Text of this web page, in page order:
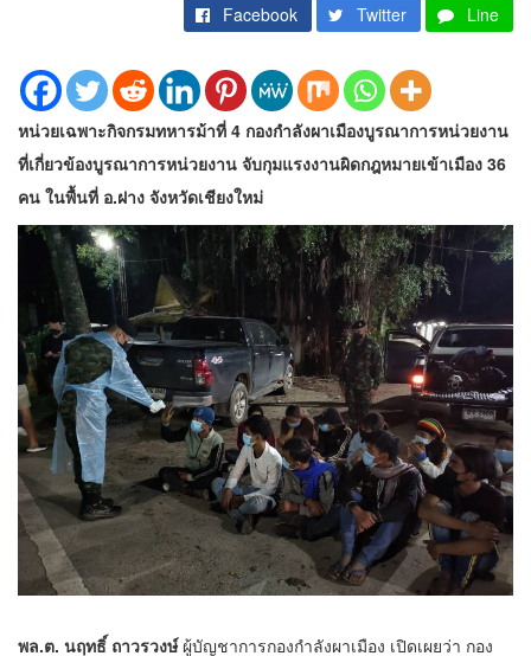
Facebook Twitter Line
หน่วยเฉพาะกิจกรมทหารม้าที่ 4 กองกำลังผาเมืองบูรณาการหน่วยงาน
ที่เกี่ยวข้องบูรณาการหน่วยงาน จับกุมแรงงานผิดกฎหมายเข้าเมือง 36
คน ในพื้นที่ อ.ฝาง จังหวัดเชียงใหม่
พล.ต. นฤทธิ์ ถาวรวงษ์ผู้บัญชาการกองกำลังผาเมือง เปิดเผยว่า กอง